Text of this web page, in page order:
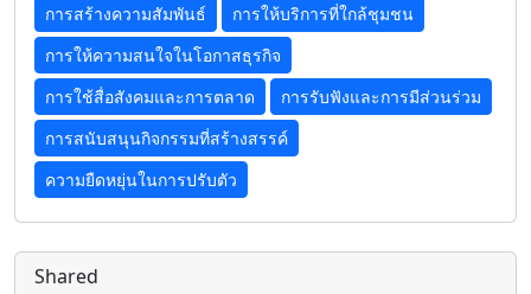
การสร้างความสัมพันธ์
การให้บริการที่ใกล้ชุมชน
การให้ความสนใจในโอกาสธุรกิจ
การใช้สื่อสังคมและการตลาด
การรับฟังและการมีส่วนร่วม
การสนับสนุนกิจกรรมที่สร้างสรรค์
ความยืดหยุ่นในการปรับตัว
Shared